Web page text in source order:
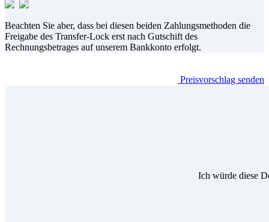
Beachten Sie aber, dass bei diesen beiden Zahlungsmethoden die
Freigabe des Transfer-Lock erst nach Gutschift des
Rechnungsbetrages auf unserem Bankkonto erfolgt.
Preisvorschlag senden
Ich würde diese